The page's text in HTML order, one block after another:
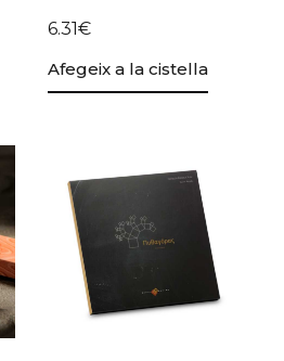
6.31€
Afegeix a la cistella